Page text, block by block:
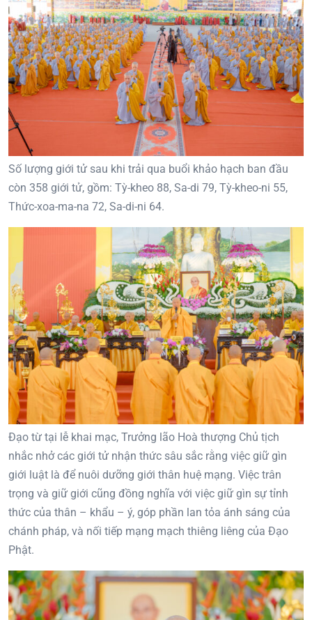
Số lượng giới tử sau khi trải qua buổi khảo hạch ban đầu
còn 358 giới tử, gồm: Tỳ-kheo 88, Sa-di 79, Tỳ-kheo-ni 55,
Thức-xoa-ma-na 72, Sa-di-ni 64.
Đạo từ tại lễ khai mạc, Trưởng lão Hoà thượng Chủ tịch
nhắc nhở các giới tử nhận thức sâu sắc rằng việc giữ gìn
giới luật là để nuôi dưỡng giới thân huệ mạng. Việc trân
trọng và giữ giới cũng đồng nghĩa với việc giữ gìn sự tỉnh
thức của thân – khẩu – ý, góp phần lan tỏa ánh sáng của
chánh pháp, và nối tiếp mạng mạch thiêng liêng của Đạo
Phật.